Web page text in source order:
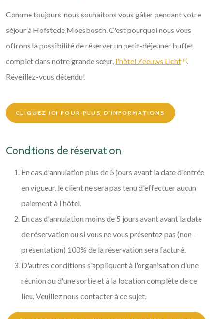
Comme toujours, nous souhaitons vous gâter pendant votre
séjour à Hofstede Moesbosch. C'est pourquoi nous vous
offrons la possibilité de réserver un petit-déjeuner buffet
complet dans notre grande sœur, l'hôtel Zeeuws Licht
.
Réveillez-vous détendu!
CLIQUEZ ICI POUR PLUS D'INFORMATIONS
Conditions de réservation
En cas d'annulation plus de 5 jours avant la date d'entrée
en vigueur, le client ne sera pas tenu d'effectuer aucun
paiement à l'hôtel.
En cas d'annulation moins de 5 jours avant avant la date
de réservation ou si vous ne vous présentez pas (non-
présentation) 100% de la réservation sera facturé.
D'autres conditions s'appliquent à l'organisation d'une
réunion ou d'une sortie et à la location complète de ce
lieu. Veuillez nous contacter à ce sujet.